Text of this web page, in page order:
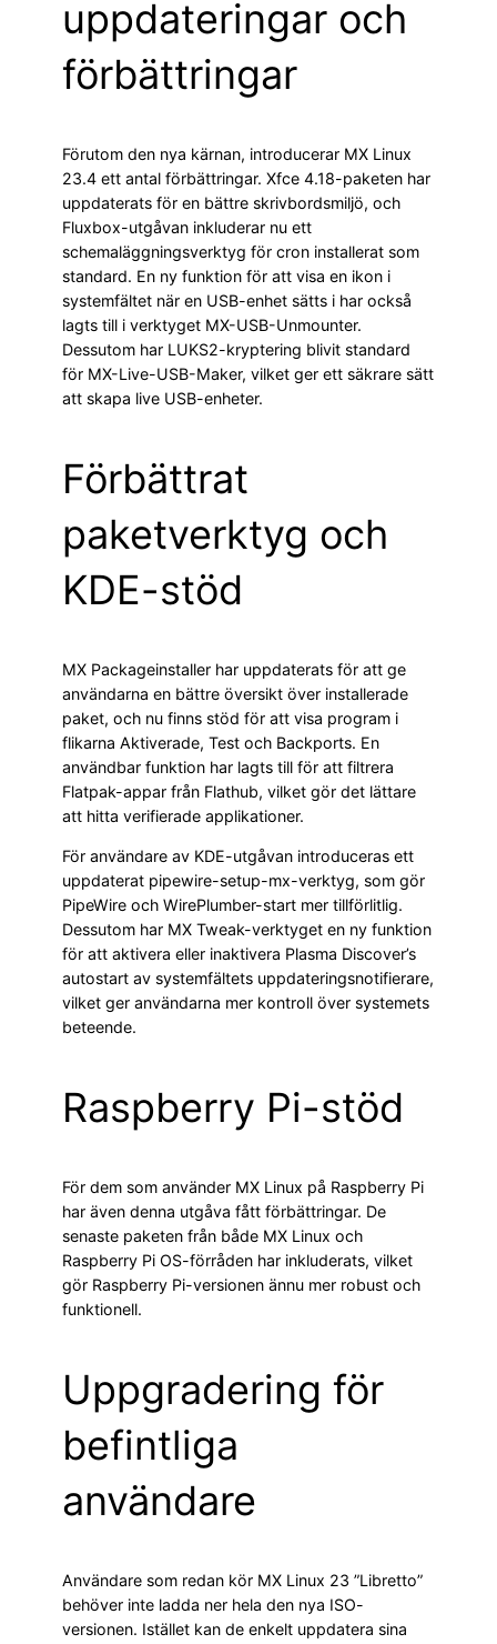
uppdateringar och
förbättringar
Förutom den nya kärnan, introducerar MX Linux
23.4 ett antal förbättringar. Xfce 4.18-paketen har
uppdaterats för en bättre skrivbordsmiljö, och
Fluxbox-utgåvan inkluderar nu ett
schemaläggningsverktyg för cron installerat som
standard. En ny funktion för att visa en ikon i
systemfältet när en USB-enhet sätts i har också
lagts till i verktyget MX-USB-Unmounter.
Dessutom har LUKS2-kryptering blivit standard
för MX-Live-USB-Maker, vilket ger ett säkrare sätt
att skapa live USB-enheter.
Förbättrat
paketverktyg och
KDE-stöd
MX Packageinstaller har uppdaterats för att ge
användarna en bättre översikt över installerade
paket, och nu finns stöd för att visa program i
flikarna Aktiverade, Test och Backports. En
användbar funktion har lagts till för att filtrera
Flatpak-appar från Flathub, vilket gör det lättare
att hitta verifierade applikationer.
För användare av KDE-utgåvan introduceras ett
uppdaterat pipewire-setup-mx-verktyg, som gör
PipeWire och WirePlumber-start mer tillförlitlig.
Dessutom har MX Tweak-verktyget en ny funktion
för att aktivera eller inaktivera Plasma Discover’s
autostart av systemfältets uppdateringsnotifierare,
vilket ger användarna mer kontroll över systemets
beteende.
Raspberry Pi-stöd
För dem som använder MX Linux på Raspberry Pi
har även denna utgåva fått förbättringar. De
senaste paketen från både MX Linux och
Raspberry Pi OS-förråden har inkluderats, vilket
gör Raspberry Pi-versionen ännu mer robust och
funktionell.
Uppgradering för
befintliga
användare
Användare som redan kör MX Linux 23 ”Libretto”
behöver inte ladda ner hela den nya ISO-
versionen. Istället kan de enkelt uppdatera sina